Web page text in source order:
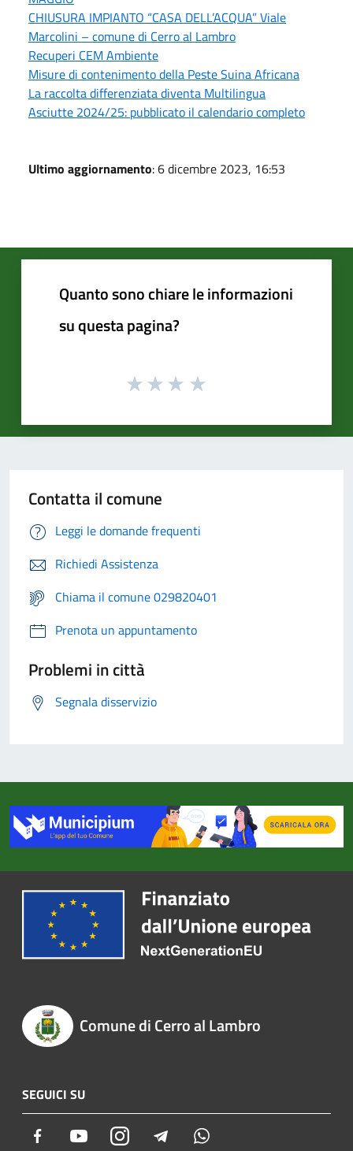
CHIUSURA IMPIANTO “CASA DELL’ACQUA” Viale
Marcolini – comune di Cerro al Lambro
Recuperi CEM Ambiente
Misure di contenimento della Peste Suina Africana
La raccolta differenziata diventa Multilingua
Asciutte 2024/25: pubblicato il calendario completo
Ultimo aggiornamento: 6 dicembre 2023, 16:53
Quanto sono chiare le informazioni
su questa pagina?
Contatta il comune
Leggi le domande frequenti
Richiedi Assistenza
Chiama il comune 029820401
Prenota un appuntamento
Problemi in città
Segnala disservizio
Comune di Cerro al Lambro
SEGUICI SU
Facebook YoutubeInstagram Telegram